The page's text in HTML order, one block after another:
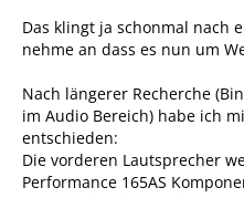
Das klingt ja schonmal nach
nehme an dass es nun um
Nach längerer Recherche
im Audio Bereich) habe ich
entschieden:
Die vorderen Lautsprecher
Performance 165AS